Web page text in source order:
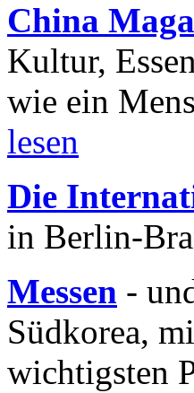
China
Kultur,
wie ein
lesen
Die
in Berlin-
Messen -
Südkorea,
wichtigsten